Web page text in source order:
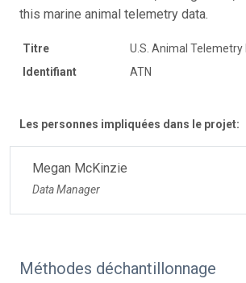
this marine animal telemetry data.
Titre
U.S. Animal Telemetry
Identifiant
ATN
Les personnes impliquées dans le projet:
Megan McKinzie
Data Manager
Méthodes déchantillonnage